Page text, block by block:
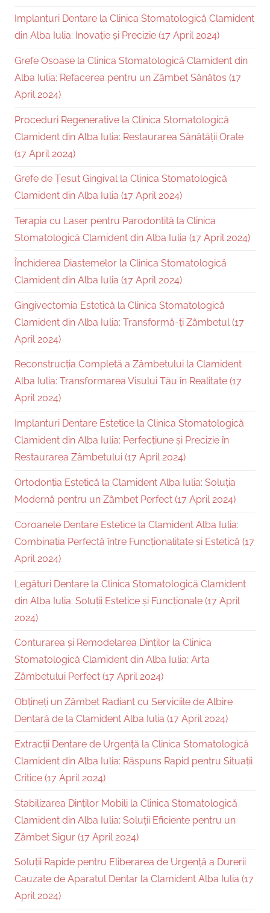
Implanturi Dentare la Clinica Stomatologică Clamident
din Alba Iulia: Inovație și Precizie (17 April 2024)
Grefe Osoase la Clinica Stomatologică Clamident din
Alba Iulia: Refacerea pentru un Zâmbet Sănătos (17
April 2024)
Proceduri Regenerative la Clinica Stomatologică
Clamident din Alba Iulia: Restaurarea Sănătății Orale
(17 April 2024)
Grefe de Țesut Gingival la Clinica Stomatologică
Clamident din Alba Iulia (17 April 2024)
Terapia cu Laser pentru Parodontită la Clinica
Stomatologică Clamident din Alba Iulia (17 April 2024)
Închiderea Diastemelor la Clinica Stomatologică
Clamident din Alba Iulia (17 April 2024)
Gingivectomia Estetică la Clinica Stomatologică
Clamident din Alba Iulia: Transformă-ți Zâmbetul (17
April 2024)
Reconstrucția Completă a Zâmbetului la Clamident
Alba Iulia: Transformarea Visului Tău în Realitate (17
April 2024)
Implanturi Dentare Estetice la Clinica Stomatologică
Clamident din Alba Iulia: Perfecțiune și Precizie în
Restaurarea Zâmbetului (17 April 2024)
Ortodonția Estetică la Clamident Alba Iulia: Soluția
Modernă pentru un Zâmbet Perfect (17 April 2024)
Coroanele Dentare Estetice la Clamident Alba Iulia:
Combinația Perfectă între Funcționalitate și Estetică (17
April 2024)
Legături Dentare la Clinica Stomatologică Clamident
din Alba Iulia: Soluții Estetice și Funcționale (17 April
2024)
Conturarea și Remodelarea Dinților la Clinica
Stomatologică Clamident din Alba Iulia: Arta
Zâmbetului Perfect (17 April 2024)
Obțineți un Zâmbet Radiant cu Serviciile de Albire
Dentară de la Clamident Alba Iulia (17 April 2024)
Extracții Dentare de Urgență la Clinica Stomatologică
Clamident din Alba Iulia: Răspuns Rapid pentru Situații
Critice (17 April 2024)
Stabilizarea Dinților Mobili la Clinica Stomatologică
Clamident din Alba Iulia: Soluții Eficiente pentru un
Zâmbet Sigur (17 April 2024)
Soluții Rapide pentru Eliberarea de Urgență a Durerii
Cauzate de Aparatul Dentar la Clamident Alba Iulia (17
April 2024)